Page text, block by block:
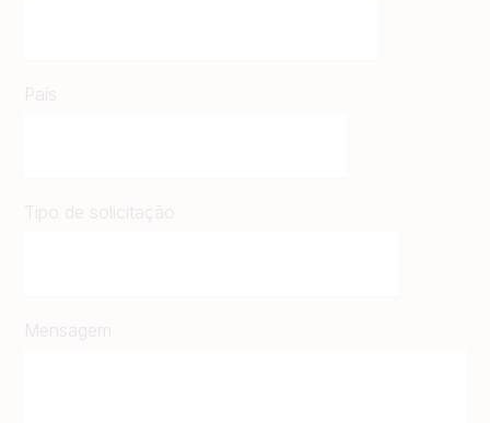
País
Tipo de solicitação
Mensagem